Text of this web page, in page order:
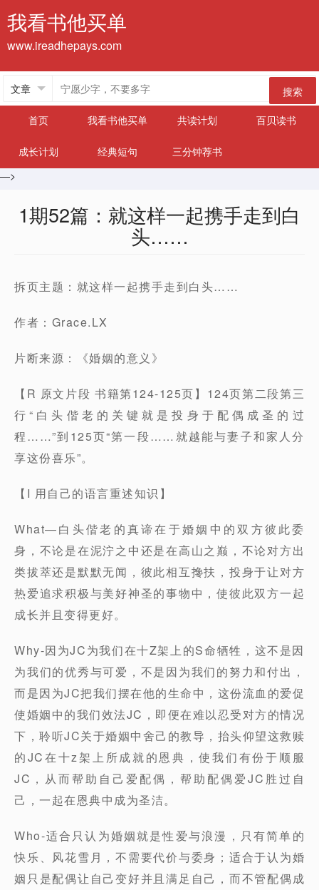
我看书他买单
www.ireadhepays.com
搜索
首页
我看书他买单 共读计划 百贝读书
成长计划 经典短句
三分钟荐书
—>
1期52篇：就这样一起携手走到白
头……
拆页主题：就这样一起携手走到白头……
作者：Grace.LX
片断来源：《婚姻的意义》
【R 原文片段 书籍第124-125页】124页第二段第三
行“白头偕老的关键就是投身于配偶成圣的过
程……”到125页“第一段……就越能与妻子和家人分
享这份喜乐”。
【I 用自己的语言重述知识】
What—白头偕老的真谛在于婚姻中的双方彼此委
身，不论是在泥泞之中还是在高山之巅，不论对方出
类拔萃还是默默无闻，彼此相互搀扶，投身于让对方
热爱追求积极与美好神圣的事物中，使彼此双方一起
成长并且变得更好。
Why-因为JC为我们在十Z架上的S命牺牲，这不是因
为我们的优秀与可爱，不是因为我们的努力和付出，
而是因为JC把我们摆在他的生命中，这份流血的爱促
使婚姻中的我们效法JC，即便在难以忍受对方的情况
下，聆听JC关于婚姻中舍己的教导，抬头仰望这救赎
的JC在十z架上所成就的恩典，使我们有份于顺服
JC，从而帮助自己爱配偶，帮助配偶爱JC胜过自
己，一起在恩典中成为圣洁。
Who-适合只认为婚姻就是性爱与浪漫，只有简单的
快乐、风花雪月，不需要代价与委身；适合于认为婚
姻只是配偶让自己变好并且满足自己，而不管配偶成